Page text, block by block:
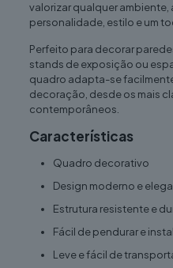
valorizar qualquer
personalidade, estilo e um
Perfeito para decorar
stands de exposição ou
quadro adapta-se
decoração, desde os mais
contemporâneos.
Características
Quadro decorativo
Design moderno e
Estrutura resistente e
Fácil de pendurar e
Leve e fácil de